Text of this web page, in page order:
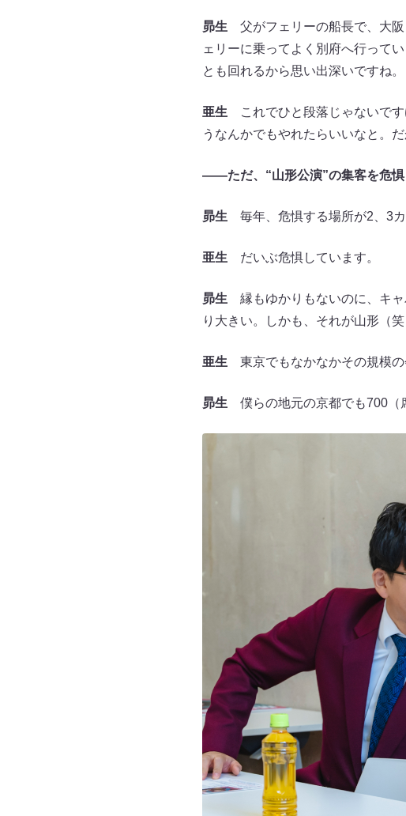
昴生 父がフェリーの船長で、大阪
ェリーに乗ってよく別府へ行って
とも回れるから思い出深いですね。
亜生 これでひと段落じゃないです
うなんかでもやれたらいいなと。
――ただ、“山形公演”の集客を危
昴生 毎年、危惧する場所が2、3
亜生 だいぶ危惧しています。
昴生 縁もゆかりもないのに、キャ
り大きい。しかも、それが山形（笑
亜生 東京でもなかなかその規模の
昴生 僕らの地元の京都でも700（